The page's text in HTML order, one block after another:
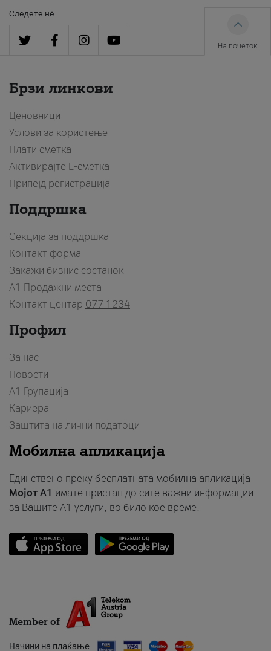
Следете нè
На почеток
Брзи линкови
Ценовници
Услови за користење
Плати сметка
Активирајте Е-сметка
Припејд регистрација
Поддршка
Секција за поддршка
Контакт форма
Закажи бизнис состанок
A1 Продажни места
Контакт центар 077 1234
Профил
За нас
Новости
А1 Групација
Кариера
Заштита на лични податоци
Мобилна апликација
Единствено преку бесплатната мобилна апликација
Мојот A1 имате пристап до сите важни информации
за Вашите A1 услуги, во било кое време.
Member of
Начини на плаќање